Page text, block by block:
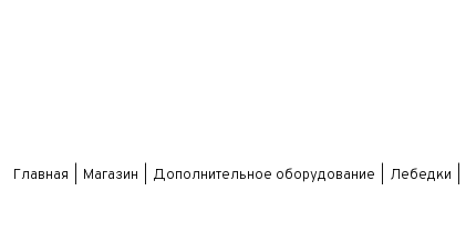
Главная Магазин Дополнительное оборудование Лебедки